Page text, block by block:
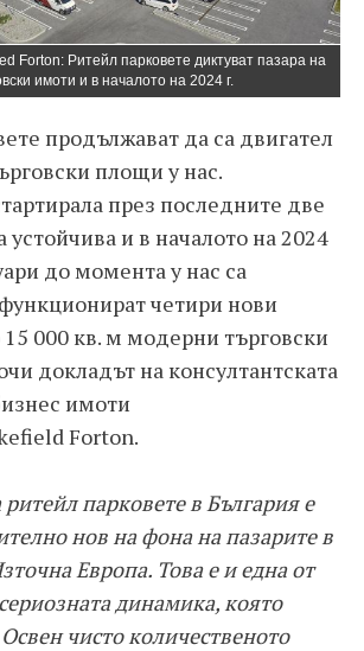
Forton: Ритейл парковете диктуват пазара на
имоти и в началото на 2024 г.
продължават да са двигател
площи у нас.
през последните две
устойчива и в началото на 2024
до момента у нас са
четири нови
000 кв. м модерни търговски
докладът на консултантската
имоти
Forton.
ритейл парковете в България е
нов на фона на пазарите в
Европа. Това е и една от
динамика, която
чисто количественото